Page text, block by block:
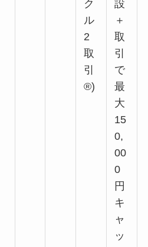
ク
ル
2
取
引
®)
設
＋
取
引
で
最
大
15
0,
00
0
円
キ
ャ
ッ